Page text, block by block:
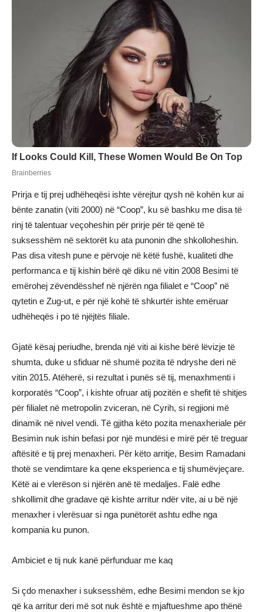
Prirja e tij prej udhëheqësi ishte vërejtur qysh në kohën kur ai
bënte zanatin (viti 2000) në “Coop”, ku së bashku me disa të
rinj të talentuar veçoheshin për prirje për të qenë të
suksesshëm në sektorët ku ata punonin dhe shkolloheshin.
Pas disa vitesh pune e përvoje në këtë fushë, kualiteti dhe
performanca e tij kishin bërë që diku në vitin 2008 Besimi të
emërohej zëvendësshef në njërën nga filialet e “Coop” në
qytetin e Zug-ut, e për një kohë të shkurtër ishte emëruar
udhëheqës i po të njëjtës filiale.
Gjatë kësaj periudhe, brenda një viti ai kishe bërë lëvizje të
shumta, duke u sfiduar në shumë pozita të ndryshe deri në
vitin 2015. Atëherë, si rezultat i punës së tij, menaxhmenti i
korporatës “Coop”, i kishte ofruar atij pozitën e shefit të shitjes
për filialet në metropolin zviceran, në Cyrih, si regjioni më
dinamik në nivel vendi. Të gjitha këto pozita menaxheriale për
Besimin nuk ishin befasi por një mundësi e mirë për të treguar
aftësitë e tij prej menaxheri. Për këto arritje, Besim Ramadani
thotë se vendimtare ka qene eksperienca e tij shumëvjeçare.
Këtë ai e vlerëson si njërën anë të medaljes. Falë edhe
shkollimit dhe gradave që kishte arritur ndër vite, ai u bë një
menaxher i vlerësuar si nga punëtorët ashtu edhe nga
kompania ku punon.
Ambiciet e tij nuk kanë përfunduar me kaq
Si çdo menaxher i suksesshëm, edhe Besimi mendon se kjo
që ka arritur deri më sot nuk është e mjaftueshme apo thënë